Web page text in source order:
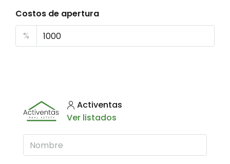
Costos de apertura
%
Activentas
Ver listados